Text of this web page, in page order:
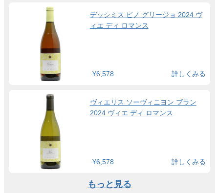
デッシミス ピノ グリージョ 2024 ヴ
ィエ ディ ロマンス
¥6,578 詳しくみる
ヴィエリス ソーヴィニヨン ブラン
2024 ヴィエ ディ ロマンス
¥6,578 詳しくみる
もっと見る